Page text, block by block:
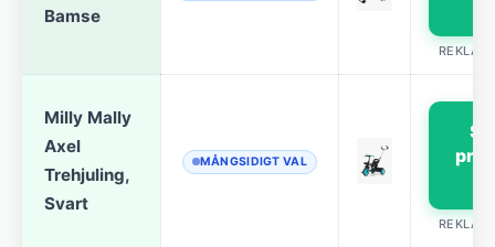
Bamse
Milly Mally
Axel
Trehjuling,
Svart
MÅNGSIDIGT VAL
Se